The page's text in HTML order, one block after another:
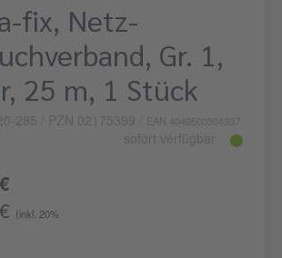
fix, Netz-
Gr. 1,
25 m, 1 Stück
285 / PZN 02175399 EAN 4049500304337
sofort verfügbar
(inkl. 20%